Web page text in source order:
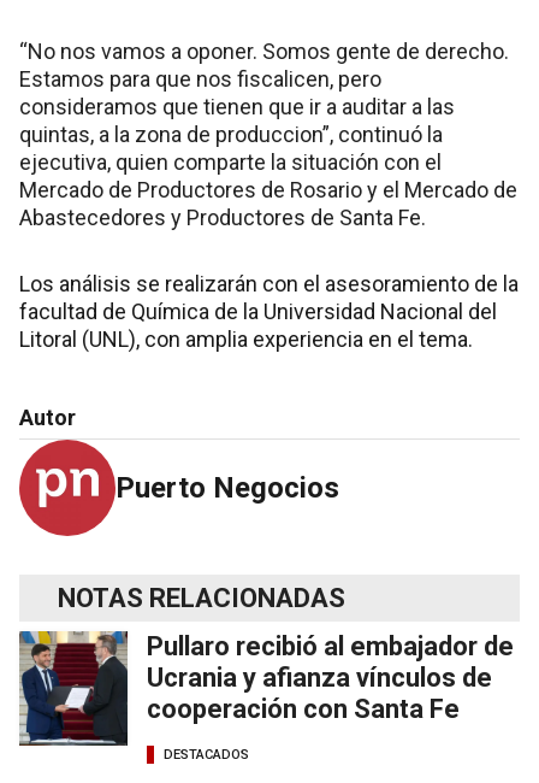
“No nos vamos a oponer. Somos gente de derecho.
Estamos para que nos fiscalicen, pero
consideramos que tienen que ir a auditar a las
quintas, a la zona de produccion”, continuó la
ejecutiva, quien comparte la situación con el
Mercado de Productores de Rosario y el Mercado de
Abastecedores y Productores de Santa Fe.
Los análisis se realizarán con el asesoramiento de la
facultad de Química de la Universidad Nacional del
Litoral (UNL), con amplia experiencia en el tema.
Autor
Puerto Negocios
NOTAS RELACIONADAS
Pullaro recibió al embajador de
Ucrania y afianza vínculos de
cooperación con Santa Fe
DESTACADOS